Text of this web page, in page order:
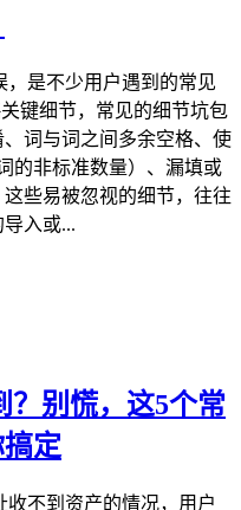
，是不少用户遇到的常见
键细节，常见的细节坑包
词与词之间多余空格、使
的非标准数量）、漏填或
些易被忽视的细节，往往
入或...
？别慌，这5个常
定
收不到资产的情况，用户